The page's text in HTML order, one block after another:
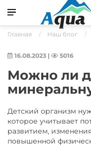
Главная Наш блог
16.08.2023 | 5016
Можно ли
Детский организм
которое учитывает
развитием,
повышенной